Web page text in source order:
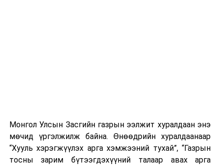
ДАРААХ МЭДЭЭ
УИХ: Намын бүлэг, зөвлөлийн хуралдаан
Монгол Улсын Засгийн газрын ээлжит хуралдаан энэ
мөчид үргэлжилж байна. Өнөөдрийн хуралдаанаар
“Хууль хэрэгжүүлэх арга хэмжээний тухай”, “Газрын
тосны зарим бүтээгдэхүүний талаар авах арга